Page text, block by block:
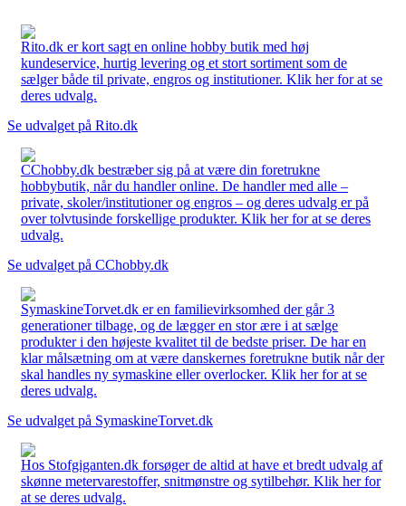
Rito.dk er kort sagt en online hobby butik med høj
kundeservice, hurtig levering og et stort sortiment som de
sælger både til private, engros og institutioner. Klik her for at se
deres udvalg.
Se udvalget på Rito.dk
CChobby.dk bestræber sig på at være din foretrukne
hobbybutik, når du handler online. De handler med alle –
private, skoler/institutioner og engros – og deres udvalg er på
over tolvtusinde forskellige produkter. Klik her for at se deres
udvalg.
Se udvalget på CChobby.dk
SymaskineTorvet.dk er en familievirksomhed der går 3
generationer tilbage, og de lægger en stor ære i at sælge
produkter i den højeste kvalitet til de bedste priser. De har en
klar målsætning om at være danskernes foretrukne butik når der
skal handles ny symaskine eller overlocker. Klik her for at se
deres udvalg.
Se udvalget på SymaskineTorvet.dk
Hos Stofgiganten.dk forsøger de altid at have et bredt udvalg af
skønne metervarestoffer, snitmønstre og sytilbehør. Klik her for
at se deres udvalg.